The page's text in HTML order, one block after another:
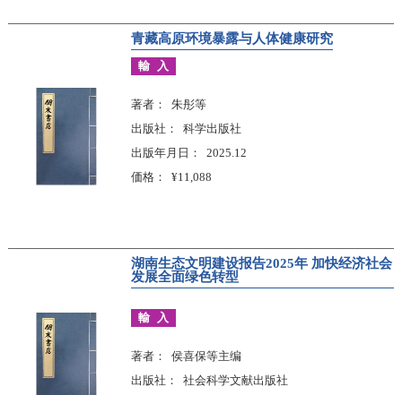
青藏高原环境暴露与人体健康研究
輸入
著者
朱彤等
出版社
科学出版社
出版年月日
2025.12
価格
¥11,088
湖南生态文明建设报告2025年 加快经济社会
发展全面绿色转型
輸入
著者
侯喜保等主编
出版社
社会科学文献出版社